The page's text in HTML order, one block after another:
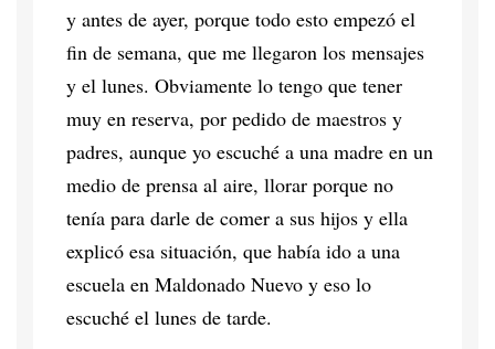
y antes de ayer, porque todo esto empezó el
fin de semana, que me llegaron los mensajes
y el lunes. Obviamente lo tengo que tener
muy en reserva, por pedido de maestros y
padres, aunque yo escuché a una madre en un
medio de prensa al aire, llorar porque no
tenía para darle de comer a sus hijos y ella
explicó esa situación, que había ido a una
escuela en Maldonado Nuevo y eso lo
escuché el lunes de tarde.